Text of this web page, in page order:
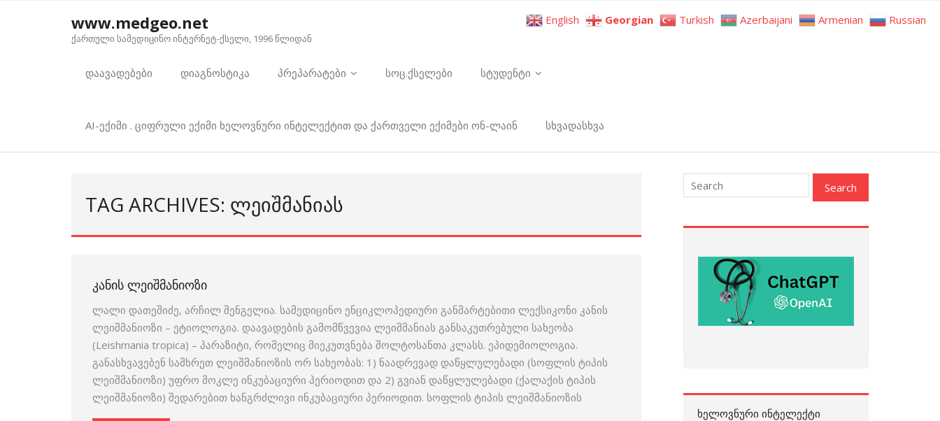
www.medgeo.net
ქართული სამედიცინო ინტერნეტ-ქსელი, 1996 წლიდან
დაავადებები დიაგნოსტიკა პრეპარატები სოც.ქსელები სტუდენტი
AI-ექიმი . ციფრული ექიმი ხელოვნური ინტელექტით და ქართველი ექიმები ონ-ლაინ სხვადასხვა
TAG ARCHIVES: ᲚᲔᲘᲨᲛᲐᲜᲘᲐᲡ
ᲙᲐᲜᲘᲡ ᲚᲔᲘᲨᲛᲐᲜᲘᲝᲖᲘ
ლალი დათეშიძე, არჩილ შენგელია. სამედიცინო ენციკლოპედიური განმარტებითი ლექსიკონი კანის
ლეიშმანიოზი – ეტიოლოგია. დაავადების გამომწვევია ლეიშმანიას განსაკუთრებული სახეობა
(Leishmania tropica) – პარაზიტი, რომელიც მიეკუთვნება შოლტოსანთა კლასს. ეპიდემიოლოგია.
განასხვავებენ სამხრეთ ლეიშმანიოზის ორ სახეობას: 1) ნაადრევად დაწყლულებადი (სოფლის ტიპის
ლეიშმანიოზი) უფრო მოკლე ინკუბაციური პერიოდით და 2) გვიან დაწყლულებადი (ქალაქის ტიპის
ლეიშმანიოზი) შედარებით ხანგრძლივი ინკუბაციური პერიოდით. სოფლის ტიპის ლეიშმანიოზის
ᲮᲔᲚᲝᲕᲜᲣᲠᲘ ᲘᲜᲢᲔᲚᲔᲥᲢᲘ
English Georgian Turkish Azerbaijani Armenian Russian